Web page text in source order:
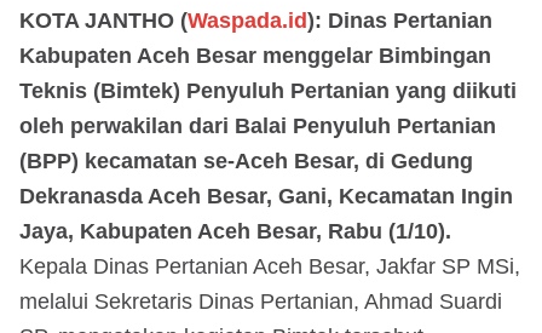
KOTA JANTHO (Waspada.id): Dinas Pertanian
Kabupaten Aceh Besar menggelar Bimbingan
Teknis (Bimtek) Penyuluh Pertanian yang diikuti
oleh perwakilan dari Balai Penyuluh Pertanian
(BPP) kecamatan se-Aceh Besar, di Gedung
Dekranasda Aceh Besar, Gani, Kecamatan Ingin
Jaya, Kabupaten Aceh Besar, Rabu (1/10).
Kepala Dinas Pertanian Aceh Besar, Jakfar SP MSi,
melalui Sekretaris Dinas Pertanian, Ahmad Suardi